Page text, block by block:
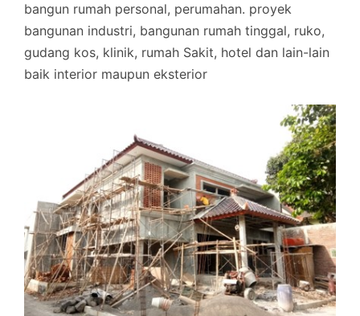
bangun rumah personal, perumahan. proyek
bangunan industri, bangunan rumah tinggal, ruko,
gudang kos, klinik, rumah Sakit, hotel dan lain-lain
baik interior maupun eksterior